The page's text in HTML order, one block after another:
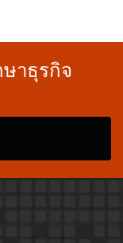
าธุรกิจ